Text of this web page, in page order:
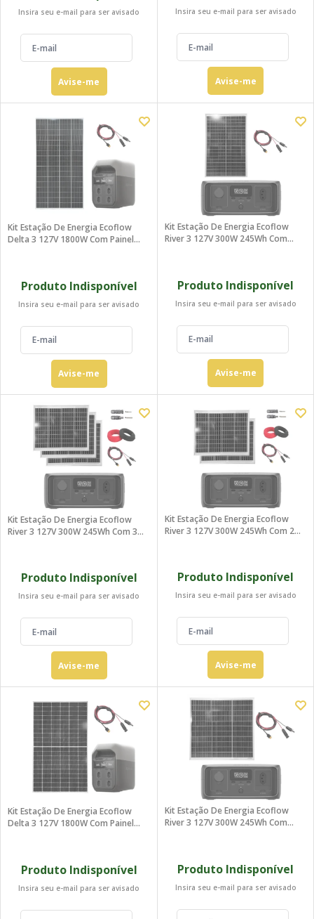
Insira seu e-mail para ser avisado
Avise-me
Insira seu e-mail para ser avisado
Avise-me
Kit Estação De Energia Ecoflow
Delta 3 127V 1800W Com Painel
Produto Indisponível
Insira seu e-mail para ser avisado
Avise-me
Kit Estação De Energia Ecoflow
River 3 127V 300W 245Wh Com
Produto Indisponível
Insira seu e-mail para ser avisado
Avise-me
Kit Estação De Energia Ecoflow
River 3 127V 300W 245Wh Com 3
Produto Indisponível
Insira seu e-mail para ser avisado
Avise-me
Kit Estação De Energia Ecoflow
River 3 127V 300W 245Wh Com 2
Produto Indisponível
Insira seu e-mail para ser avisado
Avise-me
Kit Estação De Energia Ecoflow
Delta 3 127V 1800W Com Painel
Produto Indisponível
Insira seu e-mail para ser avisado
Kit Estação De Energia Ecoflow
River 3 127V 300W 245Wh Com
Produto Indisponível
Insira seu e-mail para ser avisado